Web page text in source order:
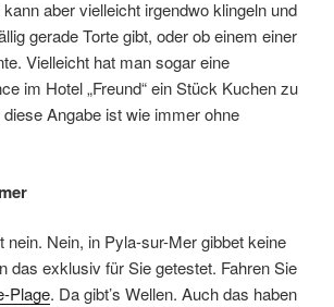
aber vielleicht irgendwo klingeln und
gerade Torte gibt, oder ob einem einer
Vielleicht hat man sogar eine
im Hotel „Freund“ ein Stück Kuchen zu
Angabe ist wie immer ohne
nein. Nein, in Pyla-sur-Mer gibbet keine
das exklusiv für Sie getestet. Fahren Sie
Plage. Da gibt’s Wellen. Auch das haben